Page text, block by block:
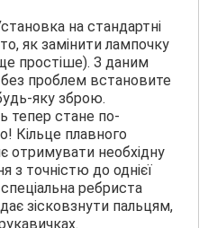
на стандартні
як замінити лампочку
простіше). З даним
проблем встановите
яку зброю.
тепер стане по-
Кільце плавного
отримувати необхідну
з точністю до однієї
ребриста
зісковзнути пальцям,